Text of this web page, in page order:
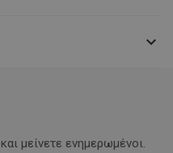

μείνετε ενημερωμένοι.